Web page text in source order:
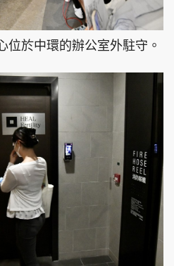
位於中環的辦公室外駐守。